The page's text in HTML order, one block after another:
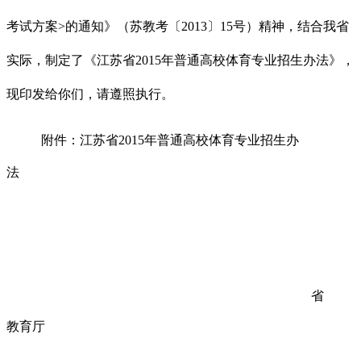
考试方案>的通知》（苏教考〔 2013〕 15号）精神，结合我省
实际，制定了《江苏省2015年普通高校体育专业招生办法》，
现印发给你们，请遵照执行。
附件：江苏省2015年普通高校体育专业招生办
法
省
教育厅